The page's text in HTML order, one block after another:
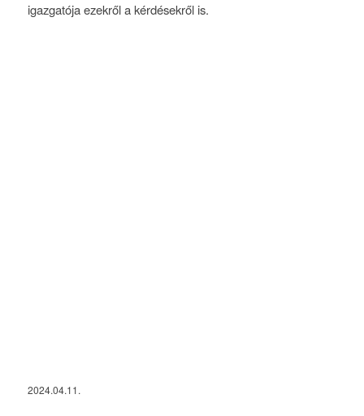
igazgatója ezekről a kérdésekről is.
2024.04.11.